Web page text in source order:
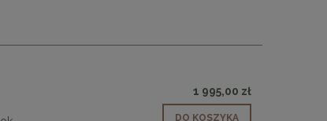
Lampa wisząca CHIC-1 biało złota, 20
Lampa wisząca
1 995,00 zł
DO KOSZYKA